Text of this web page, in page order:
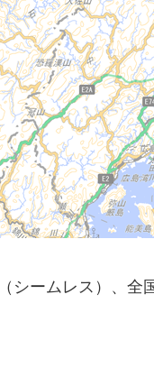
シームレス）、全